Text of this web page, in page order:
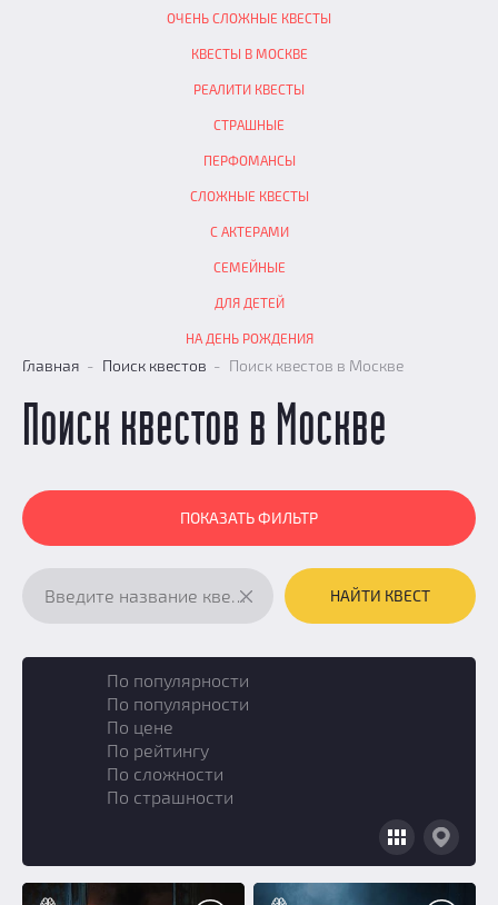
ОЧЕНЬ СЛОЖНЫЕ КВЕСТЫ
КВЕСТЫ В МОСКВЕ
РЕАЛИТИ КВЕСТЫ
СТРАШНЫЕ
ПЕРФОМАНСЫ
СЛОЖНЫЕ КВЕСТЫ
С АКТЕРАМИ
СЕМЕЙНЫЕ
ДЛЯ ДЕТЕЙ
НА ДЕНЬ РОЖДЕНИЯ
Главная Поиск квестов Поиск квестов в Москве
Поиск квестов в Москве
ПОКАЗАТЬ ФИЛЬТР
НАЙТИ КВЕСТ
По популярности
По популярности
По цене
По рейтингу
По сложности
По страшности